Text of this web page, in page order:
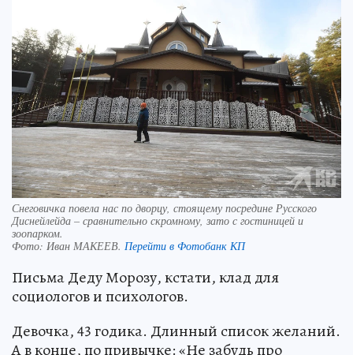
Снеговичка повела нас по дворцу, стоящему посредине Русского
Диснейлейда – сравнительно скромному, зато с гостиницей и
зоопарком.
Фото: Иван МАКЕЕВ. Перейти в Фотобанк КП
Письма Деду Морозу, кстати, клад для
социологов и психологов.
Девочка, 43 годика. Длинный список желаний.
А в конце, по привычке: «Не забудь про